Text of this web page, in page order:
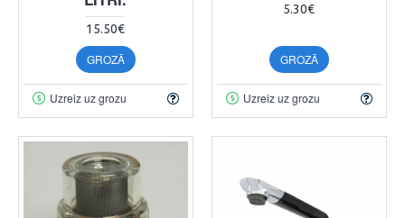
15.50€
GROZĀ
Uzreiz uz grozu
5.30€
GROZĀ
Uzreiz uz grozu